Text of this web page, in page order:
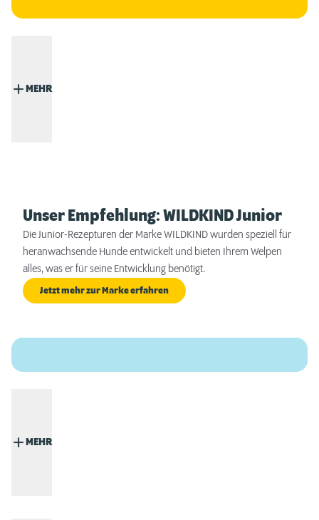
MEHR
Unser Empfehlung: WILDKIND Junior
Die Junior-Rezepturen der Marke WILDKIND wurden speziell für
heranwachsende Hunde entwickelt und bieten Ihrem Welpen
alles, was er für seine Entwicklung benötigt.
Jetzt mehr zur Marke erfahren
MEHR